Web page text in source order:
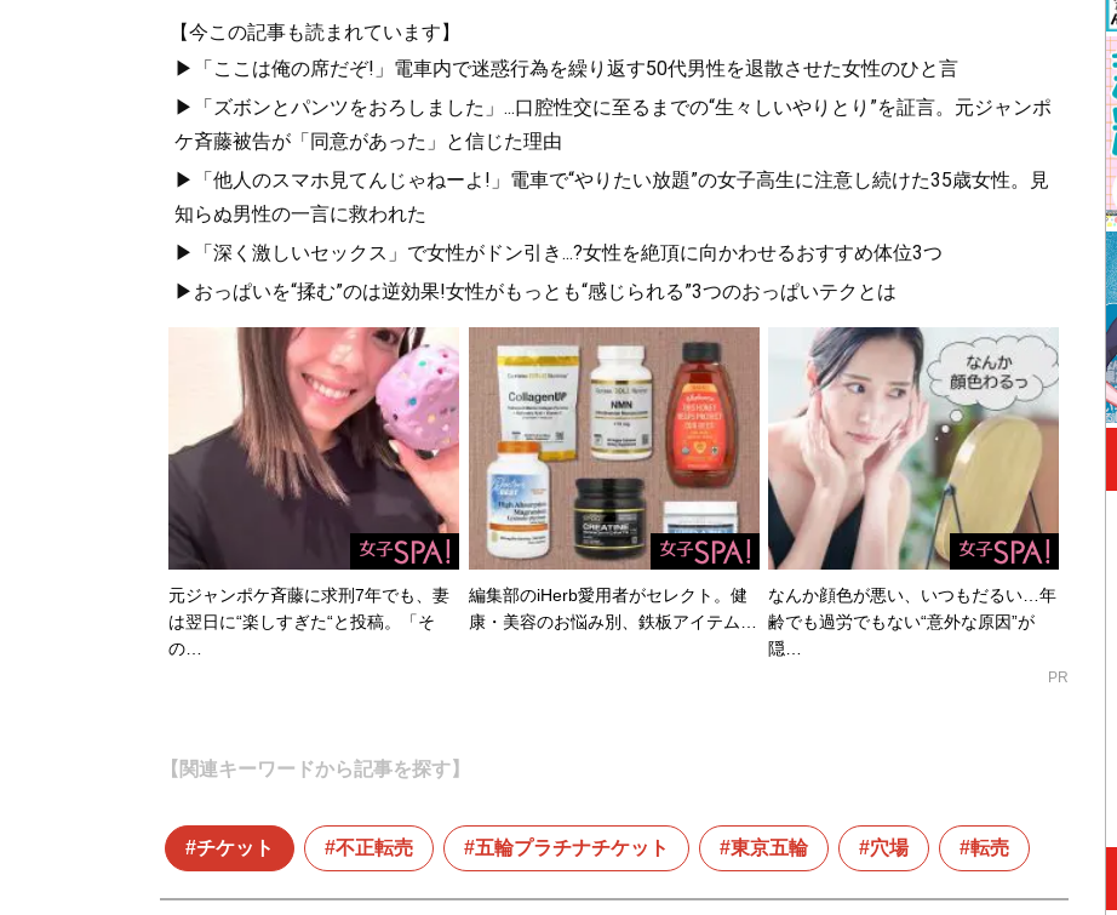
【今この記事も読まれています】
▶「ここは俺の席だぞ!」電車内で迷惑行為を繰り返す50代男性を退散させた女性のひと言
▶「ズボンとパンツをおろしました」...口腔性交に至るまでの“生々しいやりとり”を証言。元ジャンポ
ケ斉藤被告が「同意があった」と信じた理由
▶「他人のスマホ見てんじゃねーよ!」電車で“やりたい放題”の女子高生に注意し続けた35歳女性。見
知らぬ男性の一言に救われた
▶「深く激しいセックス」で女性がドン引き...?女性を絶頂に向かわせるおすすめ体位3つ
▶おっぱいを“揉む”のは逆効果!女性がもっとも“感じられる”3つのおっぱいテクとは
元ジャンポケ斉藤に求刑7年でも、妻
は翌日に“楽しすぎた“と投稿。「そ
の…
編集部のiHerb愛用者がセレクト。健
康・美容のお悩み別、鉄板アイテム…
なんか顔色が悪い、いつもだるい…年
齢でも過労でもない“意外な原因”が
隠…
PR
【関連キーワードから記事を探す】
チケット 不正転売 五輪プラチナチケット 東京五輪 穴場 転売